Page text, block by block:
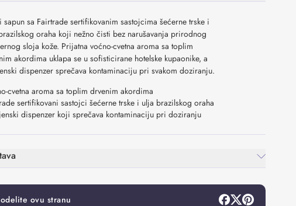
sapun sa Fairtrade sertifikovanim sastojcima šećerne trske i
oraha koji nežno čisti bez narušavanja prirodnog
sloja kože. Prijatna voćno-cvetna aroma sa toplim
akordima uklapa se u sofisticirane hotelske kupaonike, a
dispenzer sprečava kontaminaciju pri svakom doziranju.
cvetna aroma sa toplim drvenim akordima
sertifikovani sastojci šećerne trske i ulja brazilskog oraha
dispenzer koji sprečava kontaminaciju pri doziranju
ovu stranu